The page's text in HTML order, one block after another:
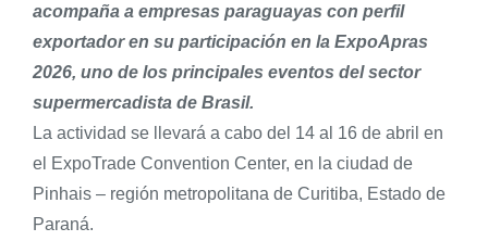
acompaña a empresas paraguayas con perfil
exportador en su participación en la ExpoApras
2026, uno de los principales eventos del sector
supermercadista de Brasil.
La actividad se llevará a cabo del 14 al 16 de abril en
el ExpoTrade Convention Center, en la ciudad de
Pinhais – región metropolitana de Curitiba, Estado de
Paraná.